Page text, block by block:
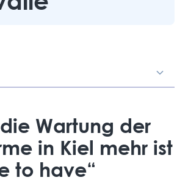
Wartung der
in Kiel mehr ist
to have“